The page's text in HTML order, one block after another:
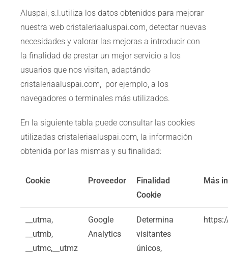
Aluspai, s.l.utiliza los datos obtenidos para mejorar
nuestra web cristaleriaaluspai.com, detectar nuevas
necesidades y valorar las mejoras a introducir con
la finalidad de prestar un mejor servicio a los
usuarios que nos visitan, adaptándo
cristaleriaaluspai.com, por ejemplo, a los
navegadores o terminales más utilizados.
En la siguiente tabla puede consultar las cookies
utilizadas cristaleriaaluspai.com, la información
obtenida por las mismas y su finalidad:
Cookie Proveedor
Finalidad
Cookie
Más
__utma,
__utmb,
__utmc,__utmz
Google
Analytics
Determina
visitantes
únicos,